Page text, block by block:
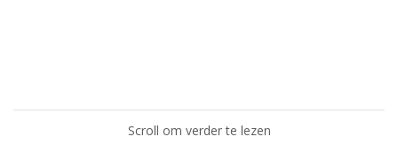
Scroll om verder te lezen